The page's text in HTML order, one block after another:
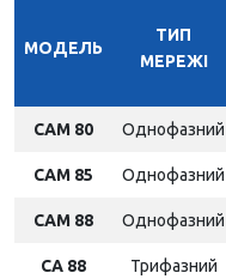
МОДЕЛЬ
ТИП
МЕРЕЖІ
CAM 80 Однофазний
CAM 85 Однофазний
CAM 88 Однофазний
CA 88 Трифазний